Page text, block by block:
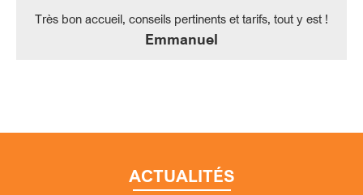
Très bon accueil, conseils pertinents et tarifs, tout y est !
Emmanuel
ACTUALITÉS